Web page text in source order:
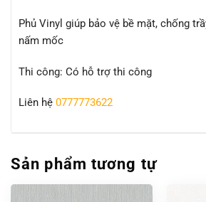
Phủ Vinyl giúp bảo vệ bề mặt, chống
nấm mốc
Thi công: Có hỗ trợ thi công
Liên hệ 0777773622
Sản phẩm tương tự